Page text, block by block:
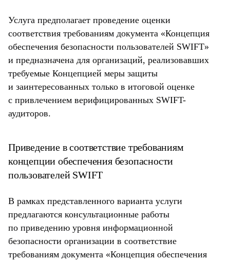
Услуга предполагает проведение оценки
соответствия требованиям документа «Концепция
обеспечения безопасности пользователей SWIFT»
и предназначена для организаций, реализовавших
требуемые Концепцией меры защиты
и заинтересованных только в итоговой оценке
с привлечением верифицированных SWIFT-
аудиторов.
Приведение в соответствие требованиям
концепции обеспечения безопасности
пользователей SWIFT
В рамках представленного варианта услуги
предлагаются консультационные работы
по приведению уровня информационной
безопасности организации в соответствие
требованиям документа «Концепция обеспечения